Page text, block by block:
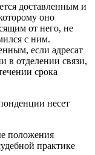
доставленным и
оно
от него, не
с ним.
если адресат
в отделении связи,
срока
несет
положения
практике